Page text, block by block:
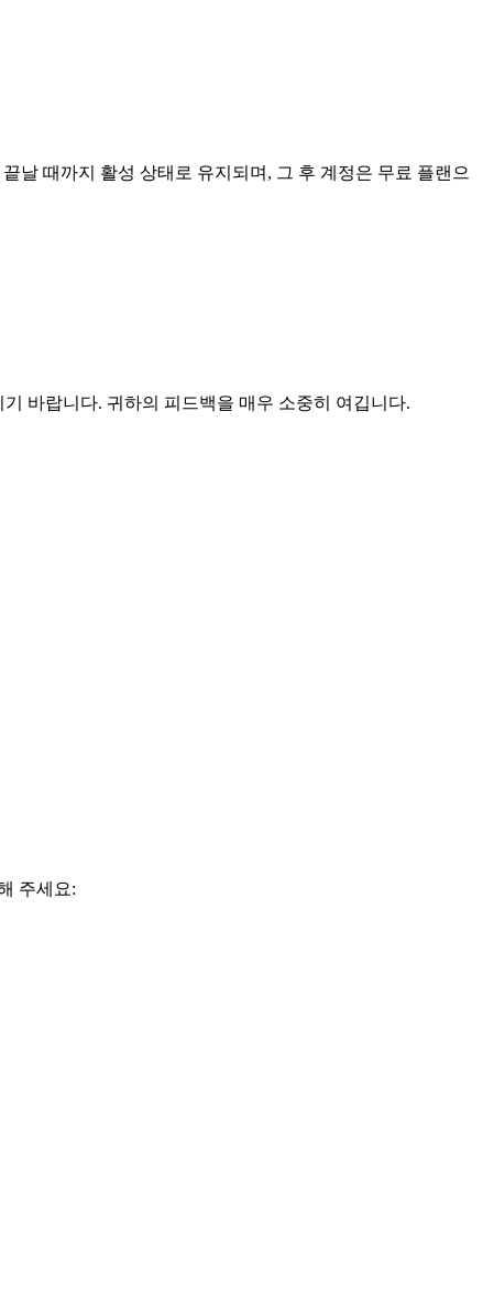
날 때까지 활성 상태로 유지되며, 그 후 계정은 무료 플랜으
바랍니다. 귀하의 피드백을 매우 소중히 여깁니다.
주세요: